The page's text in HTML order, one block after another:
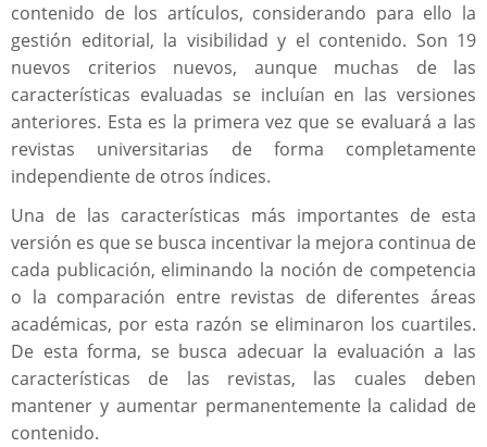
contenido de los artículos, considerando para ello la
gestión editorial, la visibilidad y el contenido. Son 19
nuevos criterios nuevos, aunque muchas de las
características evaluadas se incluían en las versiones
anteriores. Esta es la primera vez que se evaluará a las
revistas universitarias de forma completamente
independiente de otros índices.
Una de las características más importantes de esta
versión es que se busca incentivar la mejora continua de
cada publicación, eliminando la noción de competencia
o la comparación entre revistas de diferentes áreas
académicas, por esta razón se eliminaron los cuartiles.
De esta forma, se busca adecuar la evaluación a las
características de las revistas, las cuales deben
mantener y aumentar permanentemente la calidad de
contenido.